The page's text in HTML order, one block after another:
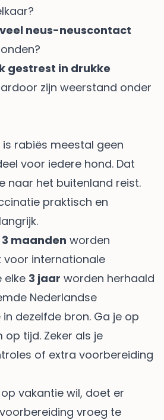
neus-neuscontact
gestrest in drukke
zijn weerstand onder
is rabiës meestal geen
voor iedere hond. Dat
naar het buitenland reist.
praktisch en
3 maanden worden
voor internationale
elke 3 jaar worden herhaald
Nederlandse
dezelfde bron. Ga je op
tijd. Zeker als je
of extra voorbereiding
vakantie wil, doet er
vroeg te